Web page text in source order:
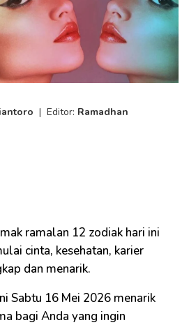
| Editor: Ramadhan
ramalan 12 zodiak hari ini
cinta, kesehatan, karier
dan menarik.
Sabtu 16 Mei 2026 menarik
bagi Anda yang ingin